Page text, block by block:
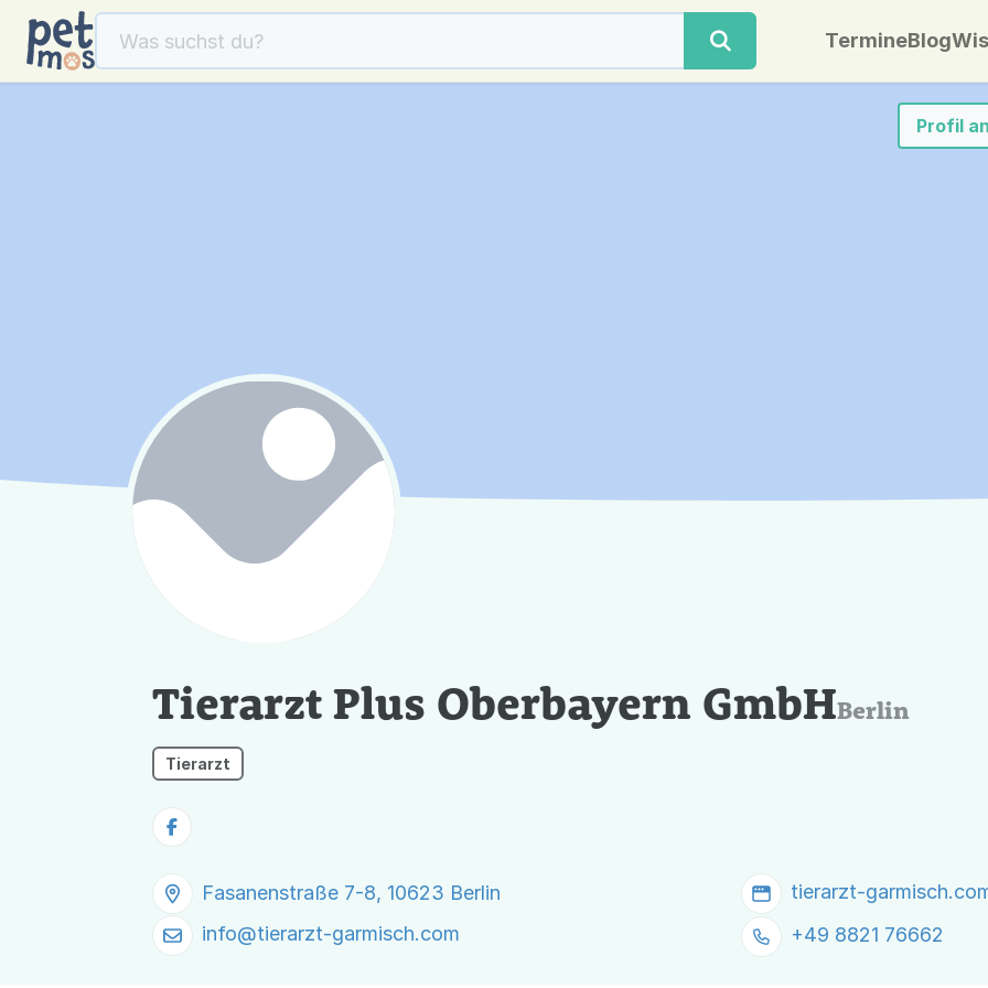
TermineBlog
Profil
Tierarzt Plus Oberbayern GmbHBerlin
Tierarzt
Fasanenstraße 7-8, 10623 Berlin
tierarzt-
info@tierarzt-garmisch.com +49 8821 76662